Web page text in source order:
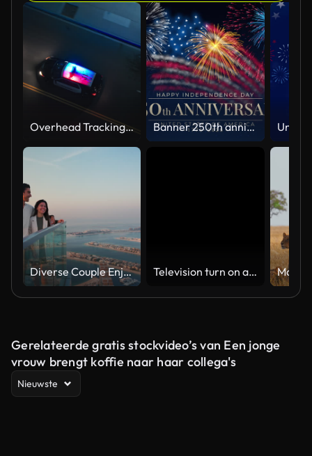
Overhead Tracking Drone Shot of a Police Car Driving on a City Street with Lights On at Night Banner 250th anniversary of the USA. 250 years of independence. 4th of july 2026 usa independence day, video greeting card. US flag fireworks on blue sky background. Fourth of july. 4k seamless loop
Diverse Couple Enjoying Sunset Views from High Rise Sky Deck Overlooking Palm Jumeirah Television turn on and off. Switch on tv effect, switch off tv effect. Turn on Lcd TV effect, turn off TV effect . Led Tv on and off on black background
Gerelateerde gratis stockvideo’s van Een jonge
vrouw brengt koffie naar haar collega's
Nieuwste